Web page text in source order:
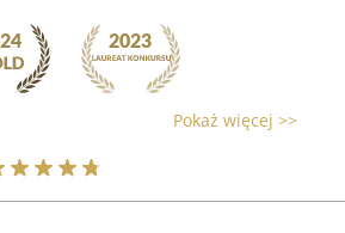
Pokaż więcej >>